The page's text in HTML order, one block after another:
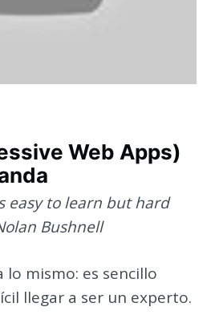
Web Apps)
easy to learn but hard
Bushnell
lo mismo: es sencillo
llegar a ser un experto.